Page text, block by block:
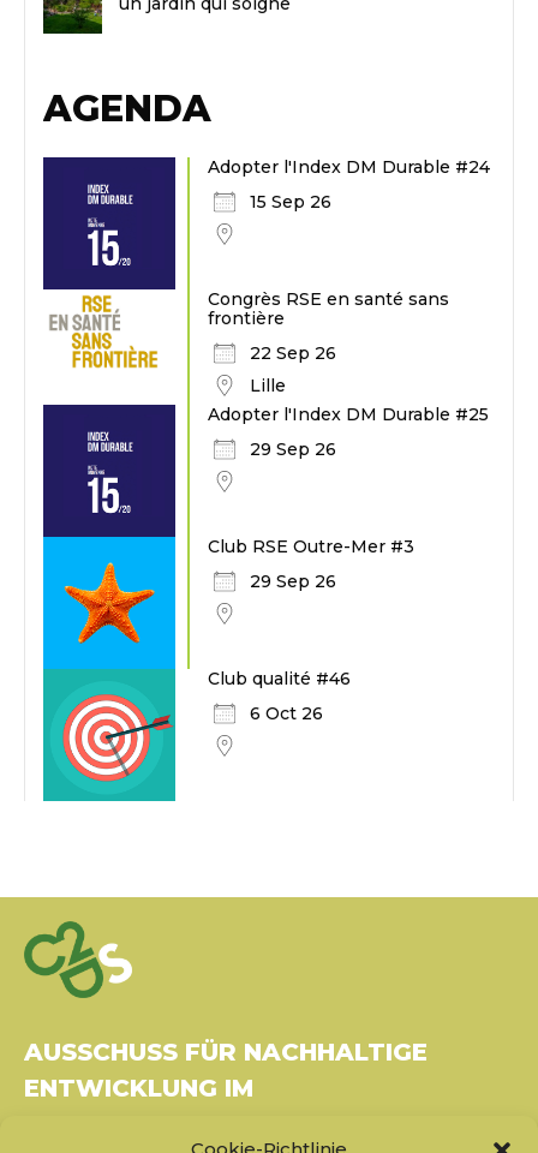
AGENDA
Adopter l'Index DM Durable #24
15 Sep 26
Congrès RSE en santé sans
frontière
22 Sep 26
Lille
Adopter l'Index DM Durable #25
29 Sep 26
Club RSE Outre-Mer #3
29 Sep 26
Club qualité #46
6 Oct 26
AUSSCHUSS FÜR NACHHALTIGE
ENTWICKLUNG IM